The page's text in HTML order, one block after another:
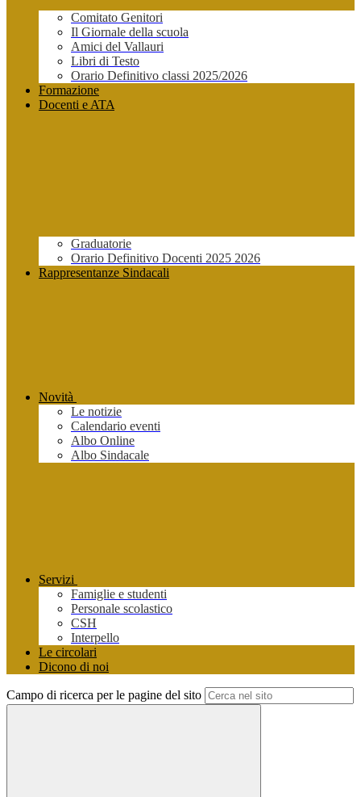
Comitato Genitori
Il Giornale della scuola
Amici del Vallauri
Libri di Testo
Orario Definitivo classi 2025/2026
Formazione
Docenti e ATA
Graduatorie
Orario Definitivo Docenti 2025 2026
Rappresentanze Sindacali
Novità
Le notizie
Calendario eventi
Albo Online
Albo Sindacale
Servizi
Famiglie e studenti
Personale scolastico
CSH
Interpello
Le circolari
Dicono di noi
Campo di ricerca per le pagine del sito